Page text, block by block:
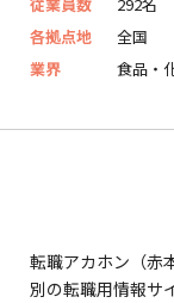
各拠点地
全国
業界
食品・
転職アカホン（赤
別の転職用情報サ